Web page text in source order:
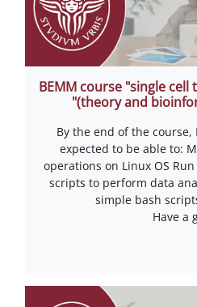
BEMM course "single
(theory and
By the end of the course,
expected to be able to:
operations on Linux OS
scripts to perform data
simple bash
Have a